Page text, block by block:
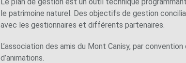
Le plan de gestion est un outil technique
le patrimoine naturel. Des objectifs de gestion
avec les gestionnaires et différents partenaires.
L’association des amis du Mont Canisy, par
d’animations.